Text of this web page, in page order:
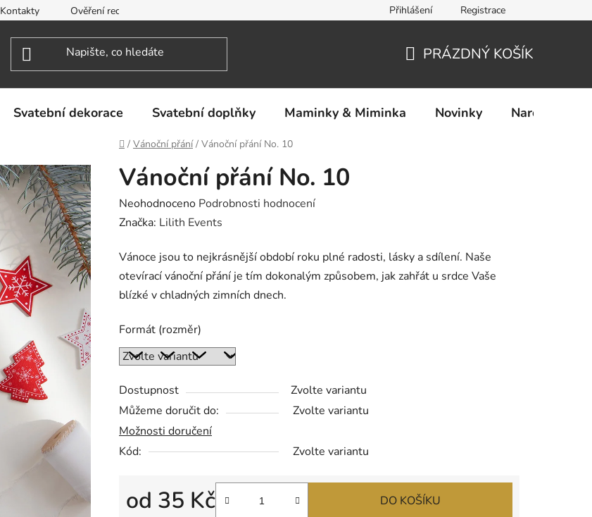
Kontakty Ověření recenzí Ochrana osobních údajůPřihlášení Registrace
KOŠÍK
PRÁZDNÝ KOŠÍK
Svatební dekorace Svatební doplňky Maminky & Miminka Novinky Narozeniny
Domů
/ Vánoční přání / Vánoční přání No. 10
Vánoční přání No. 10
Průměrné
hodnocení
je
0,0
z
hvězdiček.
Neohodnoceno Podrobnosti hodnocení
Značka: Lilith Events
Vánoce jsou to nejkrásnější období roku plné radosti, lásky a sdílení. Naše
otevírací vánoční přání je tím dokonalým způsobem, jak zahřát u srdce Vaše
blízké v chladných zimních dnech.
Formát (rozměr)
Dostupnost
Zvolte variantu
Můžeme doručit do:
Zvolte variantu
Možnosti doručení
Kód:
Zvolte variantu
od 35 Kč DO KOŠÍKU